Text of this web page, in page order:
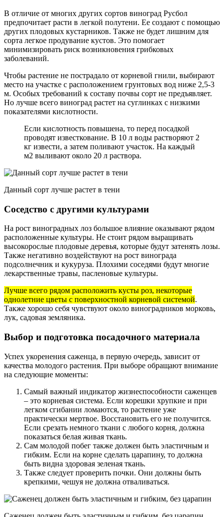
В отличие от многих других сортов виноград Русбол
предпочитает расти в легкой полутени. Ее создают с помощью
других плодовых кустарников. Также не будет лишним для
сорта легкое продувание кустов. Это помогает
минимизировать риск возникновения грибковых
заболеваний.
Чтобы растение не пострадало от корневой гнили, выбирают
место на участке с расположением грунтовых вод ниже 2,5-3
м. Особых требований к составу почвы сорт не предъявляет.
Но лучше всего виноград растет на суглинках с низкими
показателями кислотности.
Если кислотность повышена, то перед посадкой
проводят известкование. В 10 л воды растворяют 2
кг извести, а затем поливают участок. На каждый
м2 выливают около 20 л раствора.
Данный сорт лучше растет в тени
Соседство с другими культурами
На рост виноградных лоз большое влияние оказывают рядом
расположенные культуры. Не стоит рядом выращивать
высокорослые плодовые деревья, которые будут затенять лозы.
Также негативно воздействуют на рост винограда
подсолнечник и кукуруза. Плохими соседями будут многие
лекарственные травы, пасленовые культуры.
Лучше всего рядом расположить кусты роз, некоторые
однолетние цветы с поверхностной корневой системой.
Также хорошо себя чувствуют около виноградников морковь,
лук, садовая земляника.
Выбор и подготовка посадочного материала
Успех укоренения саженца, в первую очередь, зависит от
качества молодого растения. При выборе обращают внимание
на следующие моменты:
Самый важный индикатор жизнеспособности саженцев
– это корневая система. Если корешки хрупкие и при
легком сгибании ломаются, то растение уже
практически мертвое. Восстановить его не получится.
Если срезать немного ткани с любого корня, должна
показаться белая живая ткань.
Сам молодой побег также должен быть эластичным и
гибким. Если на корне сделать царапину, то должна
быть видна здоровая зеленая ткань.
Также следует проверить почки. Они должны быть
крепкими, чешуя не должна отваливаться.